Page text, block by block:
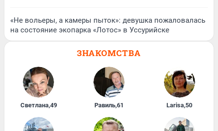
«Не вольеры, а камеры пыток»: девушка пожаловалась
на состояние экопарка «Лотос» в Уссурийске
ЗНАКОМСТВА
Светлана,49 Равиль,61 Larisa,50